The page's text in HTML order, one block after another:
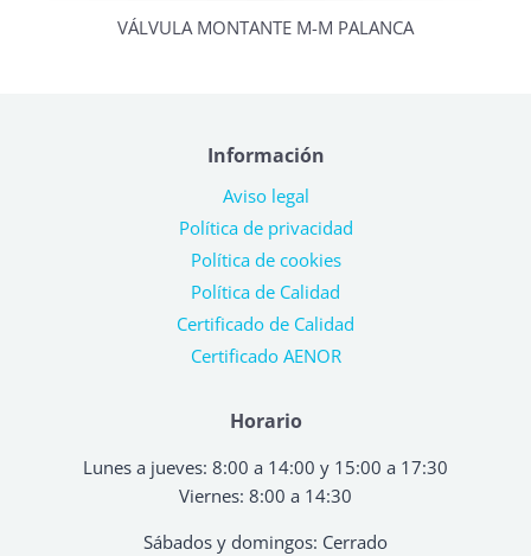
VÁLVULA MONTANTE M-M PALANCA
Horario
Lunes a jueves: 8:00 a 14:00 y 15:00 a 17:30
Viernes: 8:00 a 14:30
Sábados y domingos: Cerrado
Información
Aviso legal
Política de privacidad
Política de cookies
Política de Calidad
Certificado de Calidad
Certificado AENOR